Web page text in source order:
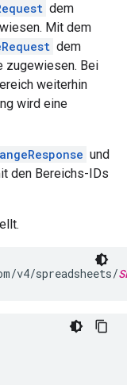
dem
Mit dem
dem
zugewiesen. Bei
weiterhin
wird eine
und
den Bereichs-IDs
v4/spreadsheets/